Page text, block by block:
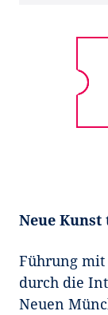
Neue
Führung
durch die
Neuen